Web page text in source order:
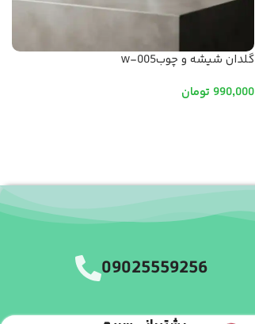
گلدان شیشه و چوبw-005
990,000 تومان
09025559256